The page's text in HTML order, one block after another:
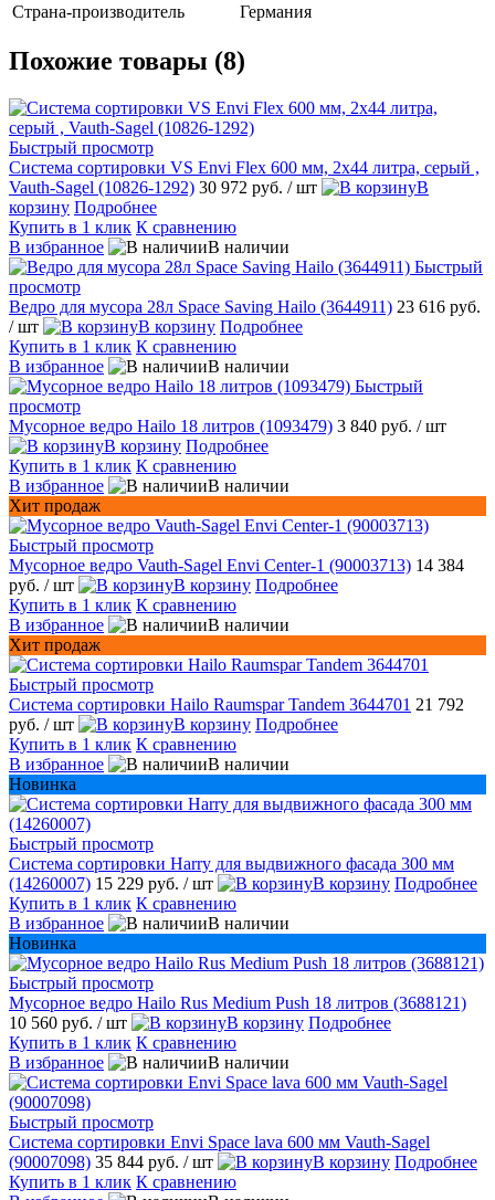
Страна-производитель
Германия
Похожие товары (8)
Быстрый просмотр
Система сортировки VS Envi Flex 600 мм, 2х44 литра, серый ,
Vauth-Sagel (10826-1292) 30 972 руб. / шт
В
корзину Подробнее
Купить в 1 клик К сравнению
В избранное
В наличии
Быстрый
просмотр
Ведро для мусора 28л Space Saving Hailo (3644911) 23 616 руб.
/ шт
В корзину Подробнее
Купить в 1 клик К сравнению
В избранное
В наличии
Быстрый
просмотр
Мусорное ведро Hailo 18 литров (1093479) 3 840 руб. / шт
В корзину Подробнее
Купить в 1 клик К сравнению
В избранное
В наличии
Хит продаж
Быстрый просмотр
Мусорное ведро Vauth-Sagel Envi Center-1 (90003713) 14 384
руб. / шт В корзину Подробнее
Купить в 1 клик К сравнению
В избранное
В наличии
Хит продаж
Быстрый просмотр
Система сортировки Hailo Raumspar Tandem 3644701 21 792
руб. / шт В корзину Подробнее
Купить в 1 клик К сравнению
В избранное
В наличии
Новинка
Быстрый просмотр
Система сортировки Harry для выдвижного фасада 300 мм
(14260007) 15 229 руб. / шт В корзину Подробнее
Купить в 1 клик К сравнению
В избранное
В наличии
Новинка
Быстрый просмотр
Мусорное ведро Hailo Rus Medium Push 18 литров (3688121)
10 560 руб. / шт В корзину Подробнее
Купить в 1 клик К сравнению
В избранное
В наличии
Быстрый просмотр
Система сортировки Envi Space lava 600 мм Vauth-Sagel
(90007098) 35 844 руб. / шт В корзину Подробнее
Купить в 1 клик К сравнению